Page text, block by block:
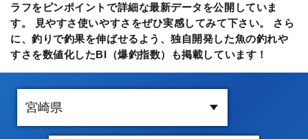
ラフをピンポイントで詳細な最新データを公開していま
す。 見やすさ使いやすさをぜひ実感してみて下さい。 さら
に、釣りで釣果を伸ばせるよう、独自開発した魚の釣れや
すさを数値化したBI（爆釣指数）も掲載しています！